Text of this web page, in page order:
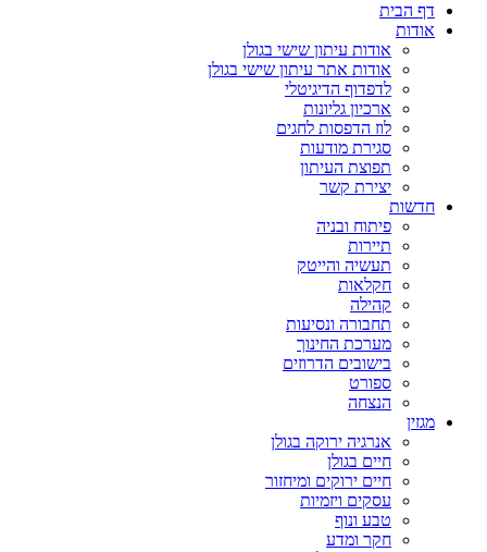
דף הבית
אודות
אודות עיתון שישי בגולן
אודות אתר עיתון שישי בגולן
לדפדוף הדיגיטלי
ארכיון גליונות
לוז הדפסות לחגים
סגירת מודעות
תפוצת העיתון
יצירת קשר
חדשות
פיתוח ובניה
תיירות
תעשיה והייטק
חקלאות
קהילה
תחבורה ונסיעות
מערכת החינוך
בישובים הדרוזים
ספורט
הנצחה
מגזין
אנרגיה ירוקה בגולן
חיים בגולן
חיים ירוקים ומיחזור
עסקים ויזמיות
טבע ונוף
חקר ומדע